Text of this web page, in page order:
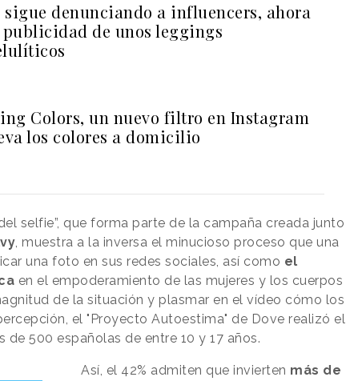
sigue denunciando a influencers, ahora
de unos leggings
Colors, un nuevo filtro en Instagram
los colores a domicilio
selfie”, que forma parte de la campaña creada junto
, muestra a la inversa el minucioso proceso que una
una foto en sus redes sociales, así como el
en el empoderamiento de las mujeres y los cuerpos
de la situación y plasmar en el vídeo cómo los
el "Proyecto Autoestima" de Dove realizó el
de 500 españolas de entre 10 y 17 años.
Así, el 42% admiten que invierten más de